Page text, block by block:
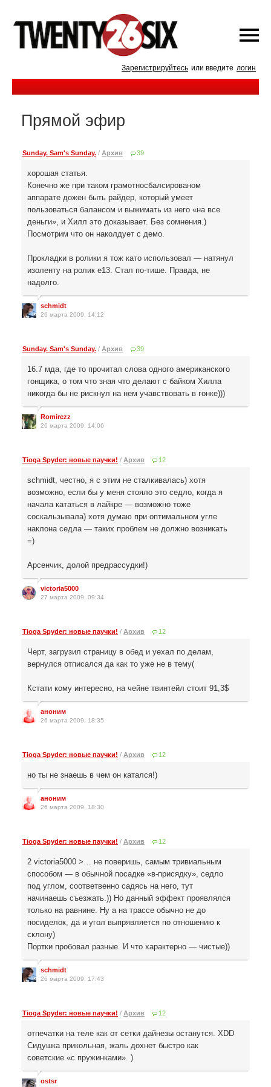
Зарегистрируйтесь или введите логин
Прямой эфир
Sunday. Sam's Sunday. / Архив 39
хорошая статья.
Конечно же при таком грамотносбалсированом
аппарате дожен быть райдер, который умеет
пользоваться балансом и выжимать из него «на все
деньги», и Хилл это доказывает. Без сомнения.)
Посмотрим что он наколдует с демо.
Прокладки в ролики я тож като использовал — натянул
изоленту на ролик е13. Стал по-тише. Правда, не
надолго.
schmidt
26 марта 2009, 14:12
Sunday. Sam's Sunday. / Архив 39
16.7 мда, где то прочитал слова одного американского
гонщика, о том что зная что делают с байком Хилла
никогда бы не рискнул на нем учавствовать в гонке)))
Romirezz
26 марта 2009, 14:06
Tioga Spyder: новые паучки! / Архив 12
schmidt, честно, я с этим не сталкивалась) хотя
возможно, если бы у меня стояло это седло, когда я
начала кататься в лайкре — возможно тоже
соскальзывала) хотя думаю при оптимальном угле
наклона седла — таких проблем не должно возникать
=)
Арсенчик, долой предрассудки!)
victoria5000
27 марта 2009, 09:34
Tioga Spyder: новые паучки! / Архив 12
Черт, загрузил страницу в обед и уехал по делам,
вернулся отписался да как то уже не в тему(
Кстати кому интересно, на чейне твинтейл стоит 91,3$
аноним
26 марта 2009, 18:35
Tioga Spyder: новые паучки! / Архив 12
но ты не знаешь в чем он катался!)
аноним
26 марта 2009, 18:30
Tioga Spyder: новые паучки! / Архив 12
2 victoria5000 >… не поверишь, самым тривиальным
способом — в обычной посадке «в-присядку», седло
под углом, соответвенно садясь на него, тут
начинаешь съезжать.)) Но данный эффект проявлялся
только на равнине. Ну а на трассе обычно не до
посиделок, да и угол выпрявляется по отношению к
склону)
Портки пробовал разные. И что характерно — чистые))
schmidt
26 марта 2009, 17:43
Tioga Spyder: новые паучки! / Архив 12
отпечатки на теле как от сетки дайнезы останутся. XDD
Сидушка прикольная, жаль дохнет быстро как
советские «с пружинками». )
ostsr